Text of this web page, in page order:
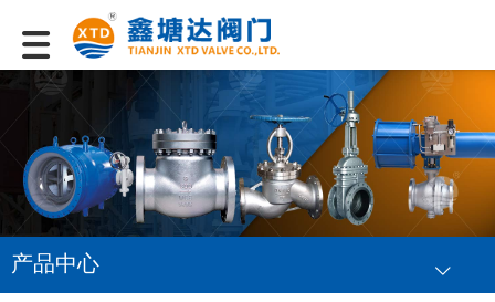
产品中心